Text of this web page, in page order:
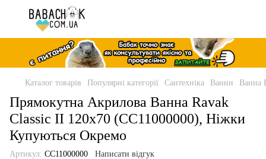
Каталог товарів Популярні категорії Сантехніка Ванни Ванна
Прямокутна Акрилова Ванна Ravak
Classic II 120x70 (CC11000000), Ніжки
Купуються Окремо
Артикул: CC11000000 Написати відгук